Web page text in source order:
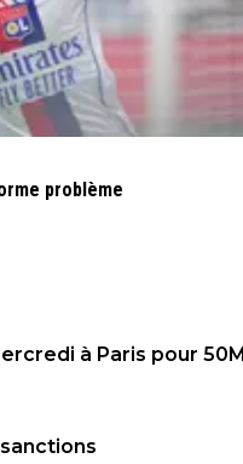
problème
à Paris pour